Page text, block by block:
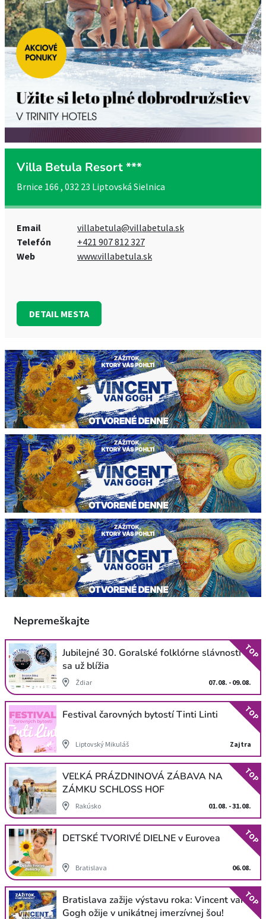
Villa Betula Resort ***
Brnice 166 , 032 23 Liptovská Sielnica
Email
villabetula@villabetula.sk
Telefón
+421 907 812 327
Web
www.villabetula.sk
DETAIL MESTA
Nepremeškajte
Jubilejné 30. Goralské folklórne slávnosti
sa už blížia
Ždiar 07.08. - 09.08.
TOP
Festival čarovných bytostí Tinti Linti
Liptovský Mikuláš Zajtra
TOP
VEĽKÁ PRÁZDNINOVÁ ZÁBAVA NA
ZÁMKU SCHLOSS HOF
Rakúsko 01.08. - 31.08.
TOP
DETSKÉ TVORIVÉ DIELNE v Eurovea
Bratislava 06.08.
TOP
Bratislava zažije výstavu roka: Vincent van
Gogh ožije v unikátnej imerzívnej šou!
TOP